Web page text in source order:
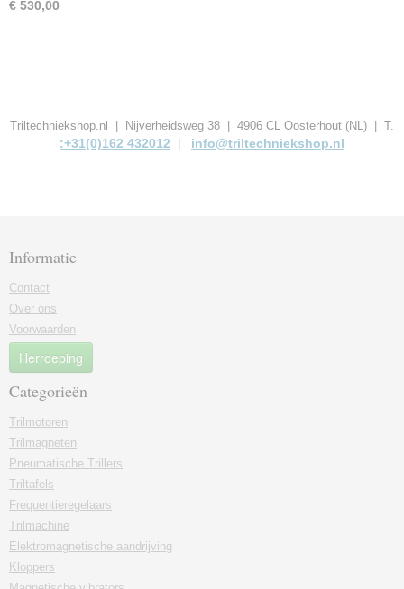
€ 530,00
Triltechniekshop.nl | Nijverheidsweg 38 | 4906 CL Oosterhout (NL) | T.
:+31(0)162 432012 info@triltechniekshop.nl
Informatie
Contact
Over ons
Voorwaarden
Herroeping
Categorieën
Trilmotoren
Trilmagneten
Pneumatische Trillers
Triltafels
Frequentieregelaars
Trilmachine
Elektromagnetische aandrijving
Kloppers